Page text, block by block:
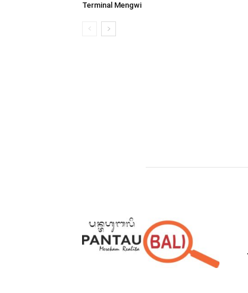
Terminal Mengwi